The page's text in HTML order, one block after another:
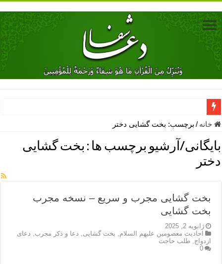
دعای جلب محبت فوری معشوق – دعای جلب محبت شوهر
دعای مشکل گشا برای رفع فقر – ذکرهای روزی‌ بخش
معجزات دعای یا من اظهر الجمیل – دعای یا من اظهر الجمیل برای
مهم ترین اذکار الهی و فضیلت آن ها – ذکر مخصوص مستجاب الدعوه
دعا برای ترس بچه ها در خواب – دعای ترس و بی خوابی کودکان
نماز حاجت برای کار گشایی- دعای رفع مشکلات و طلب حاجت
دعای رفع فقر و طلب رزق و روزی – آیه‌ جلب ثروت و برکت مال
لا حول ولا قوة الا بالله برای چشم زخم – دعای چشم زخم ماشاالله
خانه / برچسب: بخت گشایی دختر
بایگانی/آرشیو برچسب ها : بخت گشایی
دختر
بخت گشایی مجرب و سریع – نسخه مجرب
بخت گشایی
ژانویه 2, 2025
احادیث معصومین علیهم السلام
بخت گشایی دعا و ذکر مجرب
دعای
ازدواج ,طلب حاجت
0